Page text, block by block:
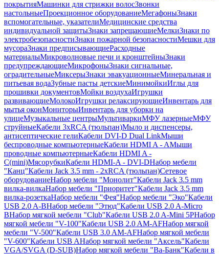
покрытияМашинки для стрижки волосЗвонки
настольныеПроекционное оборудованиеМегафоныЗнаки
вспомогательные, указателиМедицинские средства
индивидуальной защитыЗнаки запрещающиеМелкиЗнаки по
электробезопасностиЗнаки пожарной безопасностиМешки для
мусораЗнаки предписывающиеРасходные
материалыМикроволновые печи и кронштейныЗнаки
предупреждающиеМикрофоныЗнаки сигнальные,
оградительныеМиксерыЗнаки эвакуационныеМинеральная и
питьевая водаЗубные пасты детскиеМинимойкиИглы для
прошивки документовМойки воздухаИгрушки
развивающиеМолокоИгрушки релаксирующиеИнвентарь для
мытья оконМониторыИнвентарь для уборки на
улицеМузыкальные центрыМультиваркиМФУ лазерныеМФУ
струйныеКабели 3xRCA (тюльпан)Мыло и диспенсеры,
антисептические гелиКабели DVI-D Dual LinkМыши
беспроводные компьютерныеКабели HDMI A - AМыши
проводные компьютерныеКабели HDMI A -
C(mini)МясорубкиКабели HDMI-A - DVI-DНабор мебели
"Канц"Кабели Jack 3.5 mm - 2xRCA (тюльпан)Сетевое
оборудованиеНабор мебели "Монолит"Кабели Jack 3.5 mm
вилка-вилкаНабор мебели "Приоритет"Кабели Jack 3.5 mm
вилка-розеткаНабор мебели "Фея"Набор мебели "Эко"Кабели
USB 2.0 A-BНабор мебели "Этюд"Кабели USB 2.0 A-Micro
BНабор мягкой мебели "Club"Кабели USB 2.0 A-Mini 5PНабор
мягкой мебели "V-100"Кабели USB 2.0 AM-AFНабор мягкой
мебели "V-500"Кабели USB 3.0 AM-AFНабор мягкой мебели
"V-600"Кабели USB AНабор мягкой мебели "Аксель"Кабели
VGA/SVGA (D-SUB)Набор мягкой мебели "Ва-Банк"Кабели в